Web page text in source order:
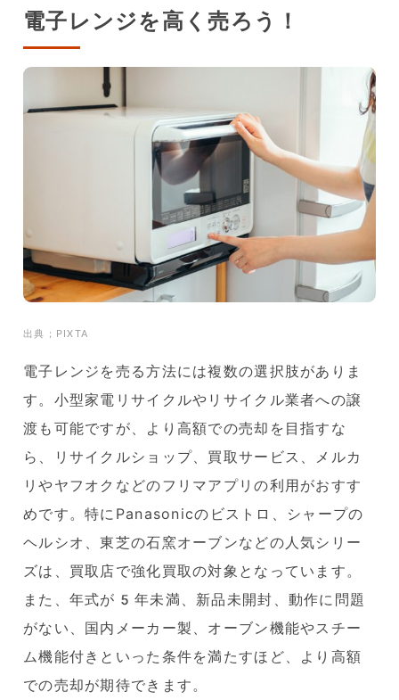
電子レンジを高く売ろう！
出典；PIXTA
電子レンジを売る方法には複数の選択肢がありま
す。小型家電リサイクルやリサイクル業者への譲
渡も可能ですが、より高額での売却を目指すな
ら、リサイクルショップ、買取サービス、メルカ
リやヤフオクなどのフリマアプリの利用がおすす
めです。特にPanasonicのビストロ、シャープの
ヘルシオ、東芝の石窯オーブンなどの人気シリー
ズは、買取店で強化買取の対象となっています。
また、年式が5年未満、新品未開封、動作に問題
がない、国内メーカー製、オーブン機能やスチー
ム機能付きといった条件を満たすほど、より高額
での売却が期待できます。